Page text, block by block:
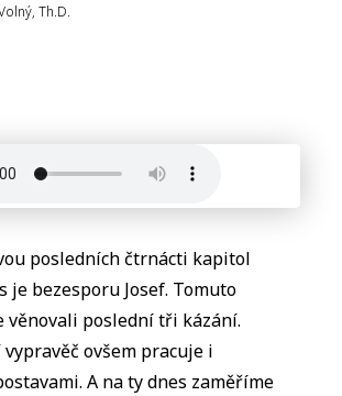
Th.D.
posledních čtrnácti kapitol
je bezesporu Josef. Tomuto
věnovali poslední tři kázání.
ovšem pracuje i
A na ty dnes zaměříme